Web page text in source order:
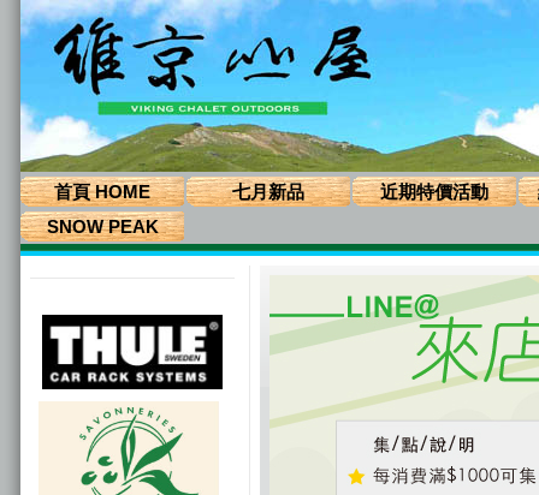
首頁 HOME 七月新品 近期特價活動
SNOW PEAK